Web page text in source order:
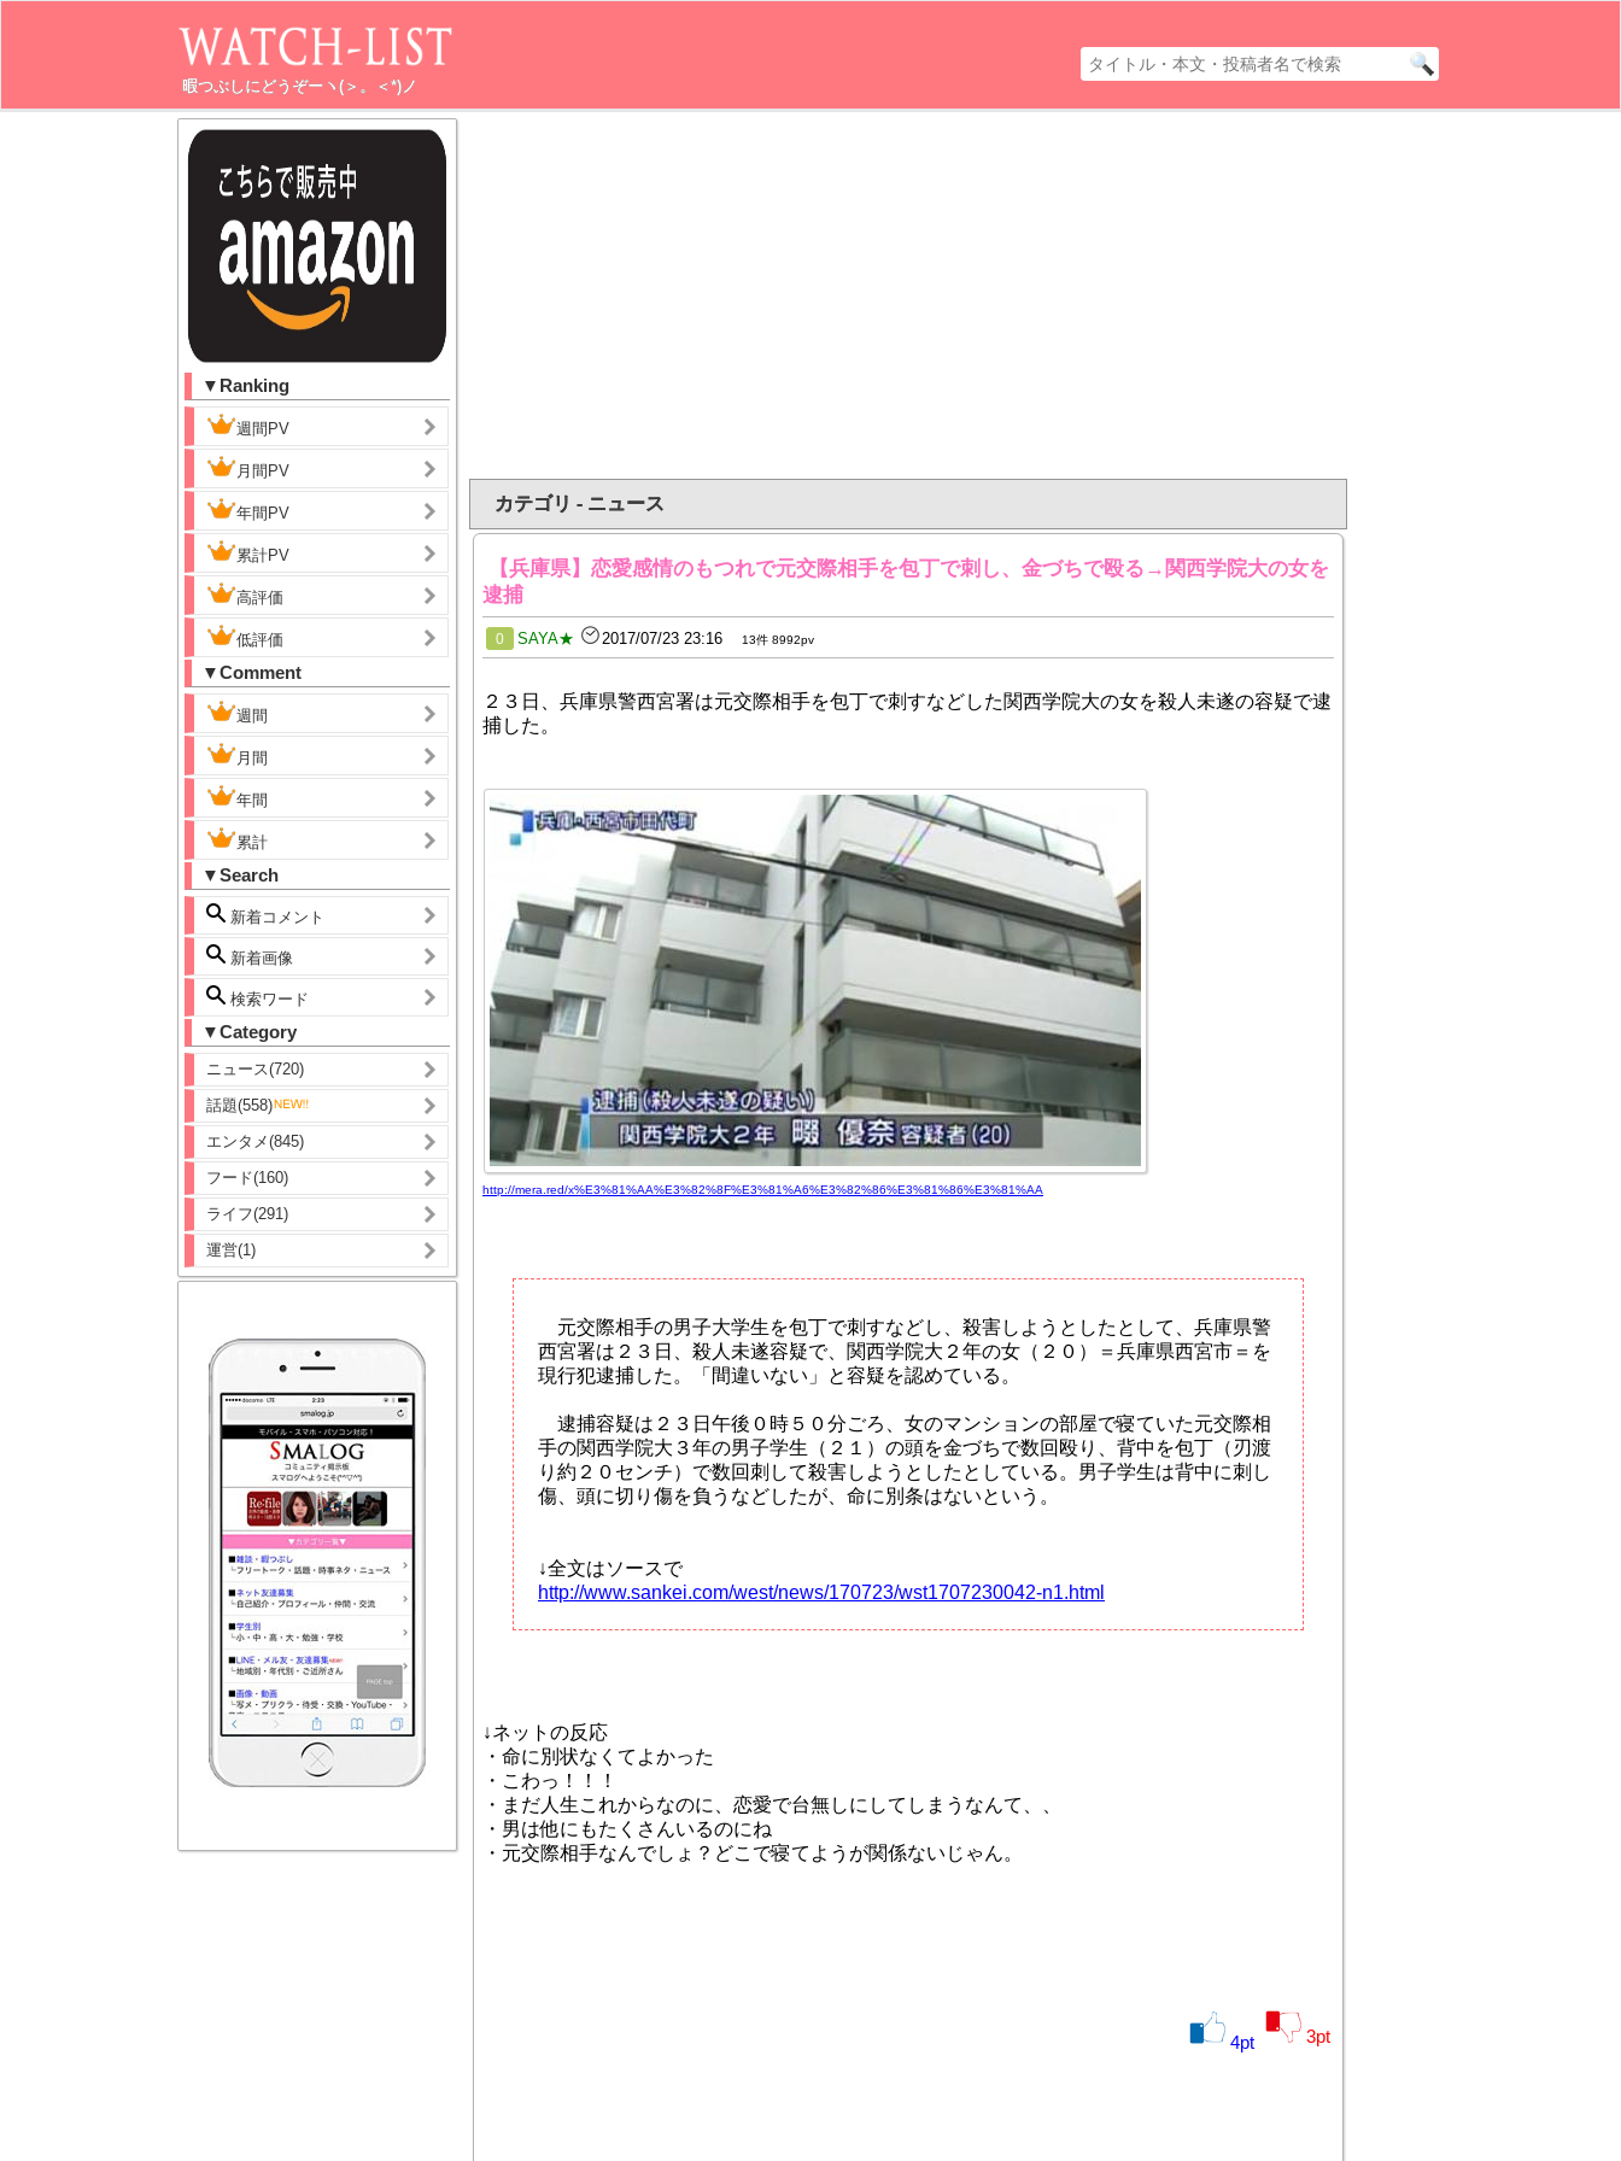
暇つぶしにどうぞーヽ(＞。＜*)ノ
▼Ranking
週間PV
月間PV
年間PV
累計PV
高評価
低評価
▼Comment
週間
月間
年間
累計
▼Search
新着コメント
新着画像
検索ワード
▼Category
ニュース(720)
話題(558)
エンタメ(845)
フード(160)
ライフ(291)
運営(1)
カテゴリ - ニュース
【兵庫県】恋愛感情のもつれで元交際相手を包丁で刺し、金づちで殴る→関西学院大の女を
逮捕
0 SAYA★ 2017/07/23 23:16 13件 8992pv
２３日、兵庫県警西宮署は元交際相手を包丁で刺すなどした関西学院大の女を殺人未遂の容疑で逮
捕した。
http://mera.red/x%E3%81%AA%E3%82%8F%E3%81%A6%E3%82%86%E3%81%86%E3%81%AA
元交際相手の男子大学生を包丁で刺すなどし、殺害しようとしたとして、兵庫県警
西宮署は２３日、殺人未遂容疑で、関西学院大２年の女（２０）＝兵庫県西宮市＝を
現行犯逮捕した。「間違いない」と容疑を認めている。
逮捕容疑は２３日午後０時５０分ごろ、女のマンションの部屋で寝ていた元交際相
手の関西学院大３年の男子学生（２１）の頭を金づちで数回殴り、背中を包丁（刃渡
り約２０センチ）で数回刺して殺害しようとしたとしている。男子学生は背中に刺し
傷、頭に切り傷を負うなどしたが、命に別条はないという。
↓全文はソースで
http://www.sankei.com/west/news/170723/wst1707230042-n1.html
↓ネットの反応
・命に別状なくてよかった
・こわっ！！！
・まだ人生これからなのに、恋愛で台無しにしてしまうなんて、、
・男は他にもたくさんいるのにね
・元交際相手なんでしょ？どこで寝てようが関係ないじゃん。
4pt 3pt